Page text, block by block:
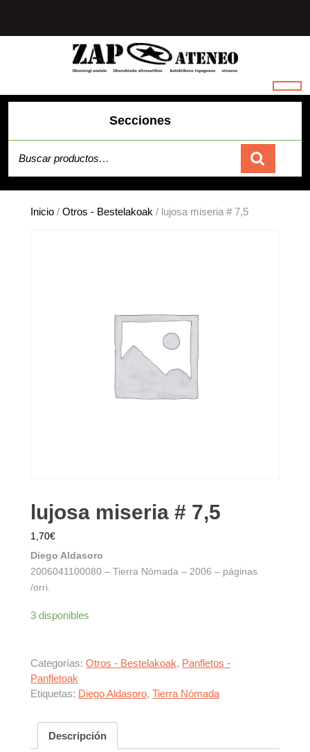
contenido
Secciones
Carrito
Inicio / Otros - Bestelakoak / lujosa miseria # 7,5
lujosa miseria # 7,5
1,70€
Diego Aldasoro
2006041100080 – Tierra Nómada – 2006 – páginas
/orri.
3 disponibles
Categorías: Otros - Bestelakoak, Panfletos -
Panfletoak
Etiquetas: Diego Aldasoro, Tierra Nómada
Descripción